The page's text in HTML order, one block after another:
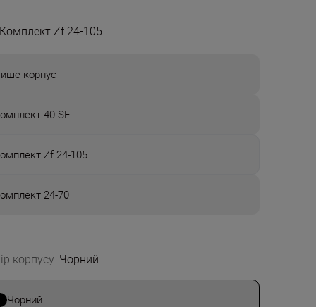
Комплект Zf 24-105
корпус
40 SE
Zf 24-105
24-70
корпусу: Чорний
Чорний